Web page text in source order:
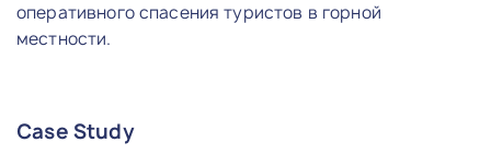
оперативного спасения туристов в горной
местности.
Case Study